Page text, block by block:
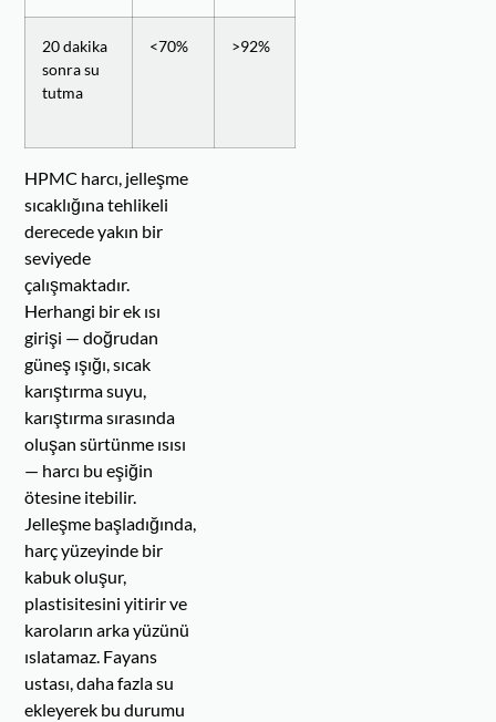
20 dakika
sonra su
tutma
<70% >92%
HPMC harcı, jelleşme
sıcaklığına tehlikeli
derecede yakın bir
seviyede
çalışmaktadır.
Herhangi bir ek ısı
girişi — doğrudan
güneş ışığı, sıcak
karıştırma suyu,
karıştırma sırasında
oluşan sürtünme ısısı
— harcı bu eşiğin
ötesine itebilir.
Jelleşme başladığında,
harç yüzeyinde bir
kabuk oluşur,
plastisitesini yitirir ve
karoların arka yüzünü
ıslatamaz. Fayans
ustası, daha fazla su
ekleyerek bu durumu